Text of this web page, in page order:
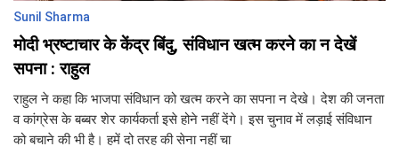
Sunil Sharma
मोदी भ्रष्टाचार के केंद्र बिंदु, संविधान खत्म करने का न देखें
सपना : राहुल
राहुल ने कहा कि भाजपा संविधान को खत्म करने का सपना न देखे। देश की जनता
व कांग्रेस के बब्बर शेर कार्यकर्ता इसे होने नहीं देंगे। इस चुनाव में लड़ाई संविधान
को बचाने की भी है। हमें दो तरह की सेना नहीं चा